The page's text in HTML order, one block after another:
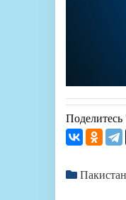
Поделитесь